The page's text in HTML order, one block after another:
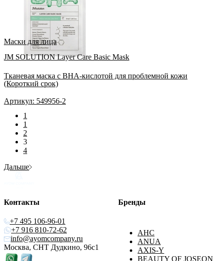
Маски для лица
JM SOLUTION Layer Care Basic Mask
Тканевая маска с BHA-кислотой для проблемной кожи
(Короткий срок)
Артикул: 549956-2
1
1
2
3
4
Дальше
Контакты
+7 495 106-96-01
+7 916 810-72-62
info@ayomcompany.ru
Москва, СНТ Дудкино, 96с1
Бренды
AHC
ANUA
AXIS-Y
BEAUTY OF JOSEON